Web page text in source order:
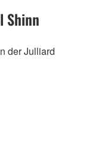
Shinn
der Julliard